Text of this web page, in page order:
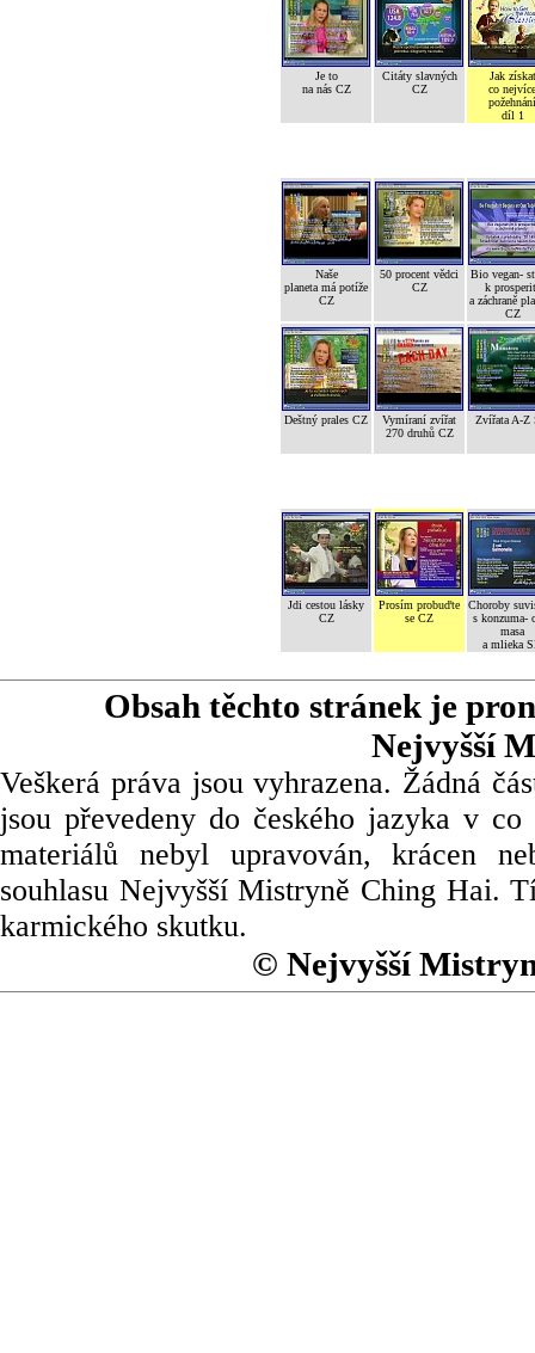
Je to
na nás CZ
Citáty slavných
CZ
Jak získat
co nejvíce
požehnání
díl 1
Naše
planeta má potíže
CZ
50 procent vědci
CZ
Bio vegan-
k
a záchraně
CZ
Deštný prales CZ
Vymíraní zvířat
270 druhů CZ
Zvířata A-Z
Jdi cestou lásky
CZ
Prosím probuďte
se CZ
Choroby
s konzuma-
masa
a mlieka
Obsah těchto stránek je
Nejvyšší
Veškerá práva jsou vyhrazena. Žádná
jsou převedeny do českého jazyka v
materiálů nebyl upravován, krácen
souhlasu Nejvyšší Mistryně Ching Hai.
karmického skutku.
© Nejvyšší